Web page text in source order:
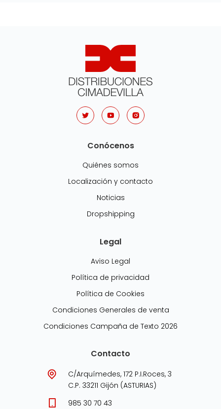
Conócenos
Quiénes somos
Localización y contacto
Noticias
Dropshipping
Legal
Aviso Legal
Política de privacidad
Política de Cookies
Condiciones Generales de venta
Condiciones Campaña de Texto 2026
Contacto
C/Arquímedes, 172 P.I.Roces, 3
C.P. 33211 Gijón (ASTURIAS)
985 30 70 43